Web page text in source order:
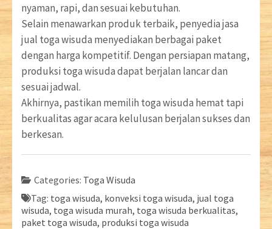
nyaman, rapi, dan sesuai kebutuhan.
Selain menawarkan produk terbaik, penyedia jasa
jual toga wisuda menyediakan berbagai paket
dengan harga kompetitif. Dengan persiapan matang,
produksi toga wisuda dapat berjalan lancar dan
sesuai jadwal.
Akhirnya, pastikan memilih toga wisuda hemat tapi
berkualitas agar acara kelulusan berjalan sukses dan
berkesan.
Categories: Toga Wisuda
Tag: toga wisuda, konveksi toga wisuda, jual toga
wisuda, toga wisuda murah, toga wisuda berkualitas,
paket toga wisuda, produksi toga wisuda